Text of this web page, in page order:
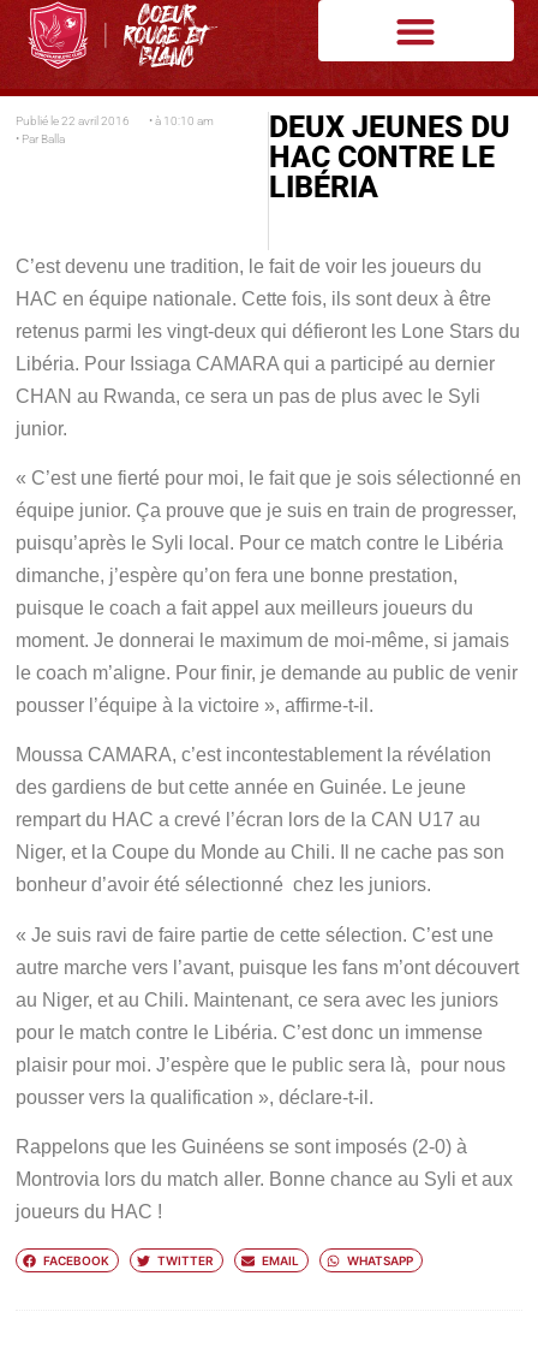
Publié le 22 avril 2016 • à 10:10 am
• Par Balla
DEUX JEUNES DU
HAC CONTRE LE
LIBÉRIA
C’est devenu une tradition, le fait de voir les joueurs du
HAC en équipe nationale. Cette fois, ils sont deux à être
retenus parmi les vingt-deux qui défieront les Lone Stars du
Libéria. Pour Issiaga CAMARA qui a participé au dernier
CHAN au Rwanda, ce sera un pas de plus avec le Syli
junior.
« C’est une fierté pour moi, le fait que je sois sélectionné en
équipe junior. Ça prouve que je suis en train de progresser,
puisqu’après le Syli local. Pour ce match contre le Libéria
dimanche, j’espère qu’on fera une bonne prestation,
puisque le coach a fait appel aux meilleurs joueurs du
moment. Je donnerai le maximum de moi-même, si jamais
le coach m’aligne. Pour finir, je demande au public de venir
pousser l’équipe à la victoire », affirme-t-il.
Moussa CAMARA, c’est incontestablement la révélation
des gardiens de but cette année en Guinée. Le jeune
rempart du HAC a crevé l’écran lors de la CAN U17 au
Niger, et la Coupe du Monde au Chili. Il ne cache pas son
bonheur d’avoir été sélectionné chez les juniors.
« Je suis ravi de faire partie de cette sélection. C’est une
autre marche vers l’avant, puisque les fans m’ont découvert
au Niger, et au Chili. Maintenant, ce sera avec les juniors
pour le match contre le Libéria. C’est donc un immense
plaisir pour moi. J’espère que le public sera là, pour nous
pousser vers la qualification », déclare-t-il.
Rappelons que les Guinéens se sont imposés (2-0) à
Montrovia lors du match aller. Bonne chance au Syli et aux
joueurs du HAC !
FACEBOOK TWITTER EMAIL WHATSAPP